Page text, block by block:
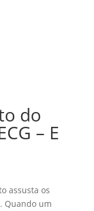
do
– E
assusta os
Quando um